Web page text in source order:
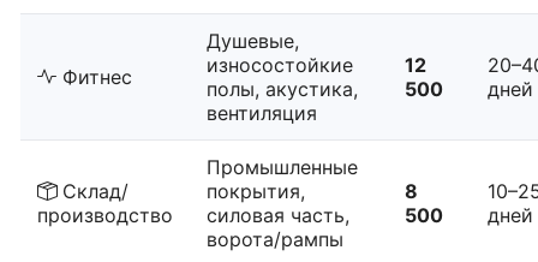
Фитнес
Душевые,
износостойкие
полы, акустика,
вентиляция
12
500
дней
Склад/
производство
Промышленные
покрытия,
силовая часть,
ворота/рампы
8
500
дней